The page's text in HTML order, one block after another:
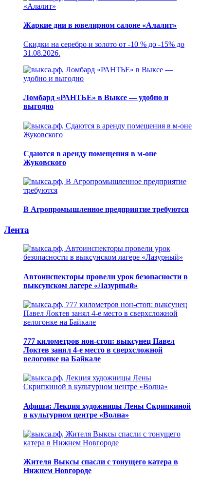
Жаркие дни в ювелирном салоне «Алалит»
Скидки на серебро и золото от -10 % до -15% до
31.08.2026.
Ломбард «РАНТЬЕ» в Выксе — удобно и
выгодно
Сдаются в аренду помещения в м-оне
Жуковского
В Агропромышленное предприятие требуются
Лента
Автоинспекторы провели урок безопасности в
выксунском лагере «Лазурный»
777 километров нон-стоп: выксунец Павел
Локтев занял 4-е место в сверхсложной
велогонке на Байкале
Афиша: Лекция художницы Лены Скрипкиной
в культурном центре «Волна»
Жителя Выксы спасли с тонущего катера в
Нижнем Новгороде